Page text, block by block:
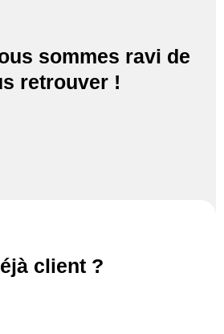
sommes ravi de
retrouver !
client ?